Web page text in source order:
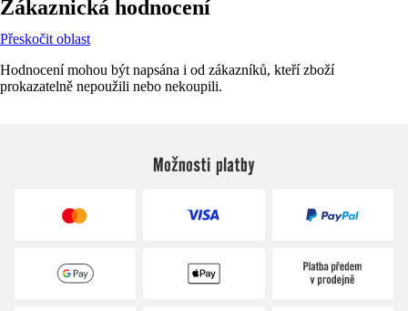
Zákaznická hodnocení
Přeskočit oblast
Hodnocení mohou být napsána i od zákazníků, kteří zboží
prokazatelně nepoužili nebo nekoupili.
Možnosti platby